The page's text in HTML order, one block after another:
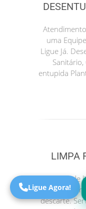
uma
Ligue Já.
Sanitário,
entupida
LIMPA
Serviços de
lavagem
descarte.
Ligue Agora!